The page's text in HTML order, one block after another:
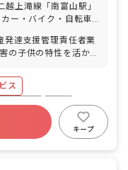
給休暇（半休取得可能
5日以上の連休相談
前産後・育児休暇（取
％） ※年間休日
越上滝線「南富山駅」
発達支援管理責任者業
の子供の特性を活かし
リング ・保護者対応
の確保 ・子どもたちが
の提供 ・山や公園など
内でのクッキング ・
構成 従業
ス
険完備
残業少なめ
キープ